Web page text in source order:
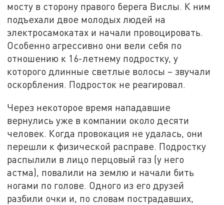
мосту в сторону правого берега Вислы. К ним
подъехали двое молодых людей на
электросамокатах и начали провоцировать.
Особенно агрессивно они вели себя по
отношению к 16-летнему подростку, у
которого длинные светлые волосы – звучали
оскорбления. Подросток не реагировал.
Через некоторое время нападавшие
вернулись уже в компании около десяти
человек. Когда провокация не удалась, они
перешли к физической расправе. Подростку
распылили в лицо перцовый газ (у него
астма), повалили на землю и начали бить
ногами по голове. Одного из его друзей
разбили очки и, по словам пострадавших,